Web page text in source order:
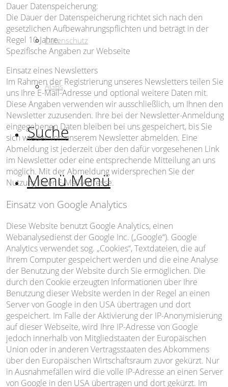
Datenschutz
AGBs
Suche
MenüMenü
Dauer Datenspeicherung:
Die Dauer der Datenspeicherung richtet sich nach den
gesetzlichen Aufbewahrungspflichten und beträgt in der
Regel 10 Jahre.
Spezifische Angaben zur Webseite
Einsatz eines Newsletters
Im Rahmen der Registrierung unseres Newsletters teilen Sie
uns Ihre E-Mail-Adresse und optional weitere Daten mit.
Diese Angaben verwenden wir ausschließlich, um Ihnen den
Newsletter zuzusenden. Ihre bei der Newsletter-Anmeldung
eingegebenen Daten bleiben bei uns gespeichert, bis Sie
sich wieder von unserem Newsletter abmelden. Eine
Abmeldung ist jederzeit über den dafür vorgesehenen Link
im Newsletter oder eine entsprechende Mitteilung an uns
möglich. Mit der Abmeldung widersprechen Sie der
Nutzung Ihrer E-Mail-Adresse.
Einsatz von Google Analytics
Diese Website benutzt Google Analytics, einen
Webanalysedienst der Google Inc. („Google“). Google
Analytics verwendet sog. „Cookies“, Textdateien, die auf
Ihrem Computer gespeichert werden und die eine Analyse
der Benutzung der Website durch Sie ermöglichen. Die
durch den Cookie erzeugten Informationen über Ihre
Benutzung dieser Website werden in der Regel an einen
Server von Google in den USA übertragen und dort
gespeichert. Im Falle der Aktivierung der IP-Anonymisierung
auf dieser Webseite, wird Ihre IP-Adresse von Google
jedoch innerhalb von Mitgliedstaaten der Europäischen
Union oder in anderen Vertragsstaaten des Abkommens
über den Europäischen Wirtschaftsraum zuvor gekürzt. Nur
in Ausnahmefällen wird die volle IP-Adresse an einen Server
von Google in den USA übertragen und dort gekürzt. Im